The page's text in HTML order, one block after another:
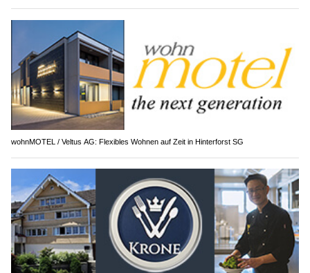
wohnMOTEL / Veltus AG: Flexibles Wohnen auf Zeit in Hinterforst SG